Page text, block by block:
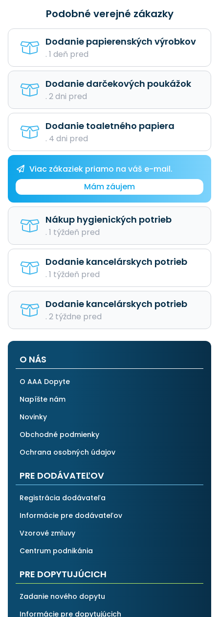
Podobné verejné zákazky
Dodanie papierenských výrobkov
. 1 deň pred
Dodanie darčekových poukážok
. 2 dni pred
Dodanie toaletného papiera
. 4 dni pred
Viac zákaziek priamo na váš e-mail.
Mám záujem
Nákup hygienických potrieb
. 1 týždeň pred
Dodanie kancelárskych potrieb
. 1 týždeň pred
Dodanie kancelárskych potrieb
. 2 týždne pred
O NÁS
O AAA Dopyte
Napíšte nám
Novinky
Obchodné podmienky
Ochrana osobných údajov
PRE DODÁVATEĽOV
Registrácia dodávateľa
Informácie pre dodávateľov
Vzorové zmluvy
Centrum podnikánia
PRE DOPYTUJÚCICH
Zadanie nového dopytu
Informácie pre dopytujúcich